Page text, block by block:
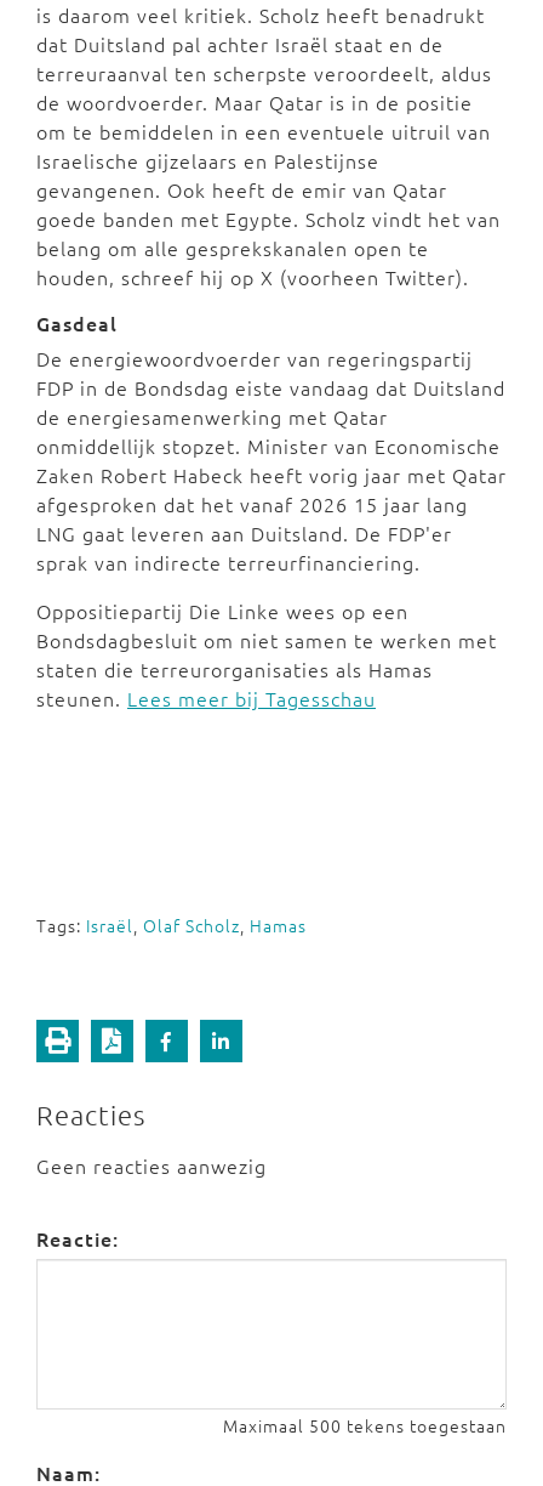
is daarom veel kritiek. Scholz heeft benadrukt
dat Duitsland pal achter Israël staat en de
terreuraanval ten scherpste veroordeelt, aldus
de woordvoerder. Maar Qatar is in de positie
om te bemiddelen in een eventuele uitruil van
Israelische gijzelaars en Palestijnse
gevangenen. Ook heeft de emir van Qatar
goede banden met Egypte. Scholz vindt het van
belang om alle gesprekskanalen open te
houden, schreef hij op X (voorheen Twitter).
Gasdeal
De energiewoordvoerder van regeringspartij
FDP in de Bondsdag eiste vandaag dat Duitsland
de energiesamenwerking met Qatar
onmiddellijk stopzet. Minister van Economische
Zaken Robert Habeck heeft vorig jaar met Qatar
afgesproken dat het vanaf 2026 15 jaar lang
LNG gaat leveren aan Duitsland. De FDP'er
sprak van indirecte terreurfinanciering.
Oppositiepartij Die Linke wees op een
Bondsdagbesluit om niet samen te werken met
staten die terreurorganisaties als Hamas
steunen. Lees meer bij Tagesschau
Tags: Israël, Olaf Scholz, Hamas
Reacties
Geen reacties aanwezig
Reactie:
Maximaal 500 tekens toegestaan
Naam: